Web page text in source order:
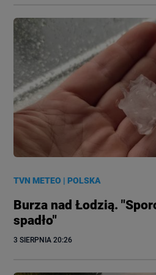
TVN METEO |POLSKA
Burza nad Łodzią.
spadło"
3 SIERPNIA 20:26